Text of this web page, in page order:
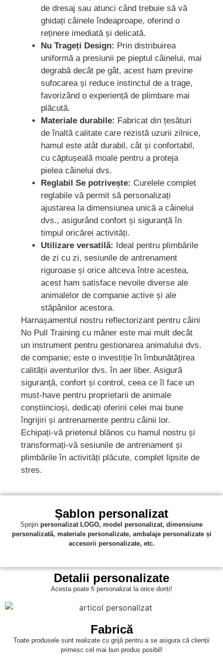
de dresaj sau atunci când trebuie să vă
ghidați câinele îndeaproape, oferind o
reținere imediată și delicată.
Nu Trageți Design: Prin distribuirea
uniformă a presiunii pe pieptul câinelui, mai
degrabă decât pe gât, acest ham previne
sufocarea și reduce instinctul de a trage,
favorizând o experiență de plimbare mai
plăcută.
Materiale durabile: Fabricat din țesături
de înaltă calitate care rezistă uzurii zilnice,
hamul este atât durabil, cât și confortabil,
cu căptușeală moale pentru a proteja
pielea câinelui dvs.
Reglabil Se potrivește: Curelele complet
reglabile vă permit să personalizați
ajustarea la dimensiunea unică a câinelui
dvs., asigurând confort și siguranță în
timpul oricărei activități.
Utilizare versatilă: Ideal pentru plimbările
de zi cu zi, sesiunile de antrenament
riguroase și orice altceva între acestea,
acest ham satisface nevoile diverse ale
animalelor de companie active și ale
stăpânilor acestora.
Harnașamentul nostru reflectorizant pentru câini
No Pull Training cu mâner este mai mult decât
un instrument pentru gestionarea animalului dvs.
de companie; este o investiție în îmbunătățirea
calității aventurilor dvs. în aer liber. Asigură
siguranță, confort și control, ceea ce îl face un
must-have pentru proprietarii de animale
conștiincioși, dedicați oferirii celei mai bune
îngrijiri și antrenamente pentru câinii lor.
Echipați-vă prietenul blănos cu hamul nostru și
transformați-vă sesiunile de antrenament și
plimbările în activități plăcute, complet lipsite de
stres.
Șablon personalizat
Sprijin personalizat LOGO, model personalizat, dimensiune
personalizată, materiale personalizate, ambalaje personalizate și
accesorii personalizate, etc.
Detalii personalizate
Acesta poate fi personalizat la orice doriți!
Fabrică
Toate produsele sunt realizate cu grijă pentru a se asigura că clienții
primesc cel mai bun produs posibil!